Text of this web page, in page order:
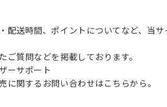
配送時間、ポイントについてなど、当
ご質問などを掲載しております。
ーサポート
に関するお問い合わせはこちらから。